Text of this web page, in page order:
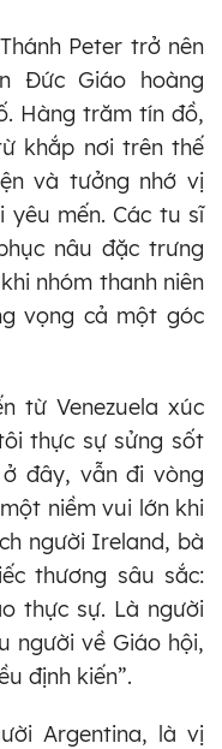
Peter trở nên
Đức Giáo hoàng
Hàng trăm tín đồ,
khắp nơi trên thế
và tưởng nhớ vị
yêu mến. Các tu sĩ
nâu đặc trưng
nhóm thanh niên
vọng cả một góc
từ Venezuela xúc
thực sự sửng sốt
đây, vẫn đi vòng
niềm vui lớn khi
người Ireland, bà
thương sâu sắc:
thực sự. Là người
người về Giáo hội,
định kiến”.
Argentina, là vị